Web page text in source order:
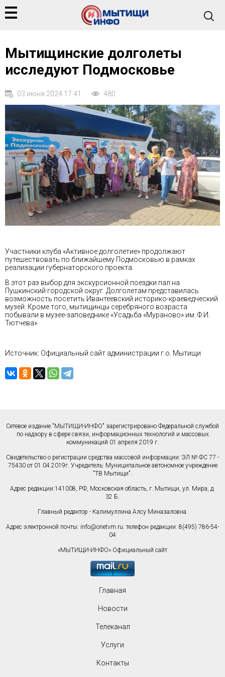
Мытищинские долголеты
исследуют Подмосковье
03 июня 2024 17:41 480
Участники клуба «Активное долголетие» продолжают
путешествовать по ближайшему Подмосковью в рамках
реализации губернаторского проекта.
В этот раз выбор для экскурсионной поездки пал на
Пушкинский городской округ. Долголетам представилась
возможность посетить Ивантеевский историко-краеведческий
музей. Кроме того, мытищинцы серебряного возраста
побывали в музее-заповеднике «Усадьба «Мураново» им. Ф.И.
Тютчева».
Источник: Официальный сайт администрации г.о. Мытищи
Сетевое издание "МЫТИЩИ-ИНФО" зарегистрировано Федеральной службой
по надзору в сфере связи, информационных технологий и массовых
коммуникаций 01 апреля 2019 г.
Свидетельство о регистрации средства массовой информации: ЭЛ № ФС 77 -
75430 от 01.04.2019г. Учредитель: Муниципальное автономное учреждение
"ТВ Мытищи".
Адрес редакции:141008, РФ, Московская область, г. Мытищи, ул. Мира, д.
32 Б.
Главный редактор - Калимуллина Алсу Миназаловна.
Адрес электронной почты: info@onetvm.ru. телефон редакции: 8(495) 786-54-
04
«МЫТИЩИ-ИНФО» Официальный сайт
Главная
Новости
Телеканал
Услуги
Контакты